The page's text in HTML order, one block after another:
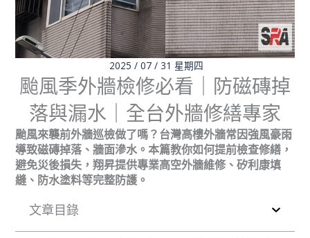
2025 / 07 / 31 星期四
颱風季外牆檢修必看｜防磁磚掉
落與漏水｜全台外牆修繕專家
颱風來襲前外牆巡檢做了嗎？台灣高樓外牆常因強風豪雨
導致磁磚掉落、牆面滲水。本篇教你如何提前檢查修繕，
避免災後損失，翔昇提供專業高空外牆維修、矽利康填
縫、防水塗料等完整防護。
文章目錄